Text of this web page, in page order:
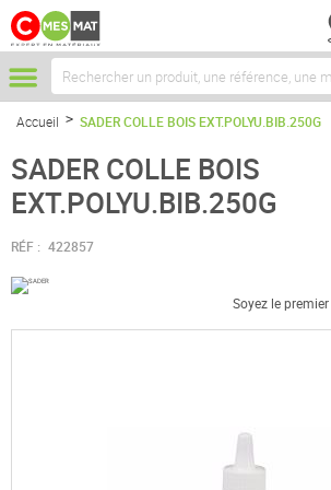
Accueil SADER COLLE BOIS EXT.POLYU.BIB.250G
SADER COLLE BOIS
EXT.POLYU.BIB.250G
RÉF : 422857
Soyez le
Passer